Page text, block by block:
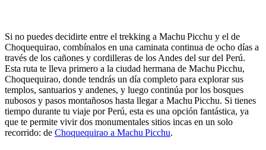
Si no puedes decidirte entre el trekking a Machu Picchu y el de
Choquequirao, combínalos en una caminata continua de ocho días a
través de los cañones y cordilleras de los Andes del sur del Perú.
Esta ruta te lleva primero a la ciudad hermana de Machu Picchu,
Choquequirao, donde tendrás un día completo para explorar sus
templos, santuarios y andenes, y luego continúa por los bosques
nubosos y pasos montañosos hasta llegar a Machu Picchu. Si tienes
tiempo durante tu viaje por Perú, esta es una opción fantástica, ya
que te permite vivir dos monumentales sitios incas en un solo
recorrido: de Choquequirao a Machu Picchu.